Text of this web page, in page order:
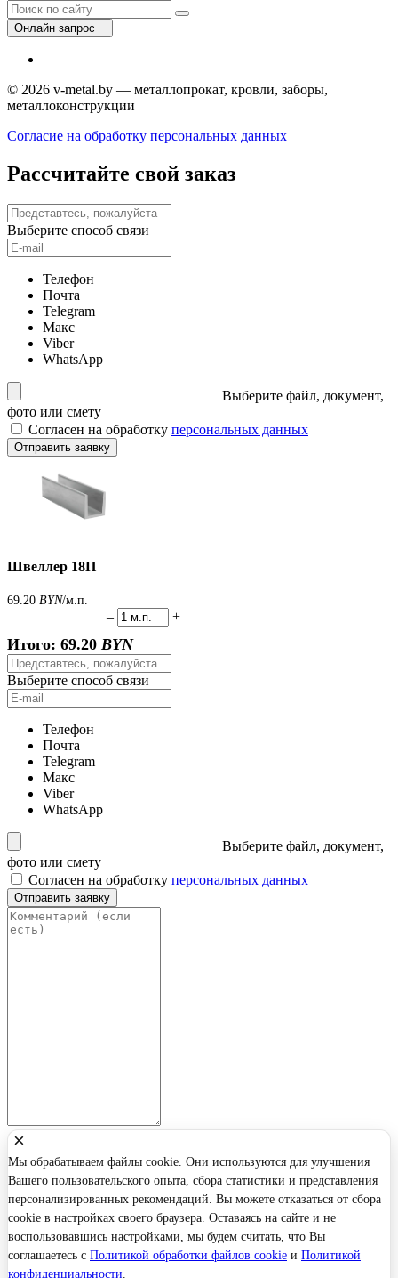
Онлайн запрос
© 2026 v-metal.by — металлопрокат, кровли, заборы,
металлоконструкции
Согласие на обработку персональных данных
Рассчитайте свой заказ
Выберите способ связи
Телефон
Почта
Telegram
Макс
Viber
WhatsApp
Выберите файл, документ,
фото или смету
Согласен на обработку персональных данных
Отправить заявку
Швеллер 18П
69.20 BYN/м.п.
– +
Итого: 69.20 BYN
Выберите способ связи
Телефон
Почта
Telegram
Макс
Viber
WhatsApp
Выберите файл, документ,
фото или смету
Согласен на обработку персональных данных
Отправить заявку
×
Мы обрабатываем файлы cookie. Они используются для улучшения
Вашего пользовательского опыта, сбора статистики и представления
персонализированных рекомендаций. Вы можете отказаться от сбора
cookie в настройках своего браузера. Оставаясь на сайте и не
воспользовавшись настройками, мы будем считать, что Вы
соглашаетесь с Политикой обработки файлов cookie и Политикой
конфиденциальности.